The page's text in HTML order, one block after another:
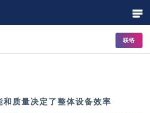
联络
和质量决定了整体设备效率